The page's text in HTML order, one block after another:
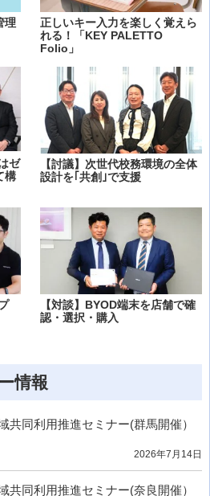
理
正しいキー入力を楽しく覚えら
れる！「KEY PALETTO
Folio」
ゼ
構
【討議】次世代校務環境の全体
設計を｢共創｣で支援
プ
【対談】BYOD端末を店舗で確
認・選択・購入
情報
共同利用推進セミナー(群馬開催）
2026年7月14日
共同利用推進セミナー(奈良開催）